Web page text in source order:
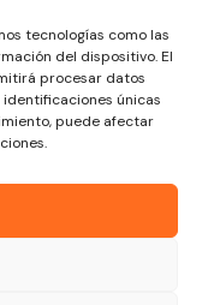
tecnologías como las
del dispositivo. El
procesar datos
únicas
puede afectar
y Campo